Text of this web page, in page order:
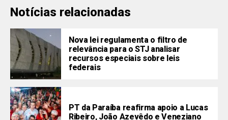
Notícias relacionadas
Nova lei regulamenta o filtro de
relevância para o STJ analisar
recursos especiais sobre leis
federais
PT da Paraíba reafirma apoio a Lucas
Ribeiro, João Azevêdo e Veneziano